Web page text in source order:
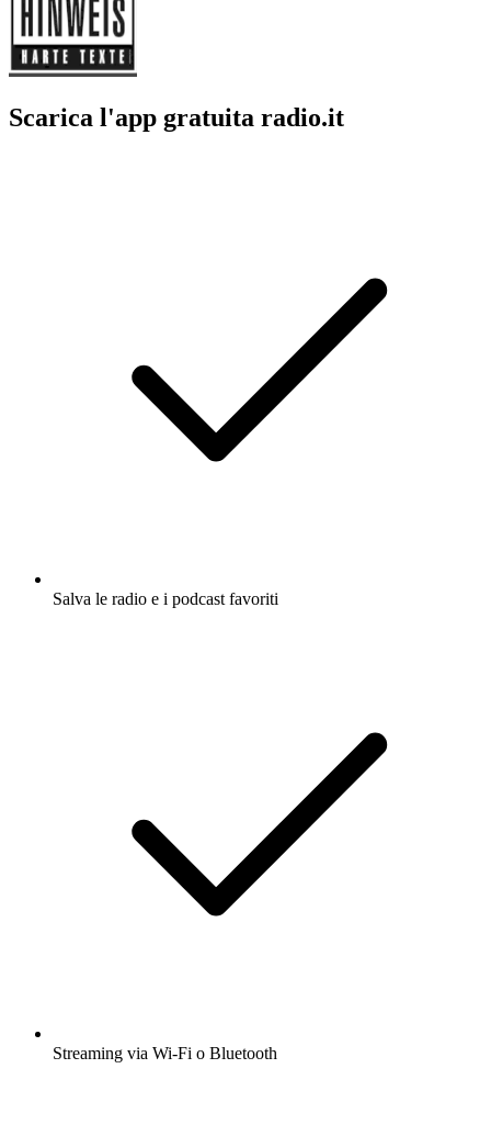
Scarica l'app gratuita radio.it
Salva le radio e i podcast favoriti
Streaming via Wi-Fi o Bluetooth